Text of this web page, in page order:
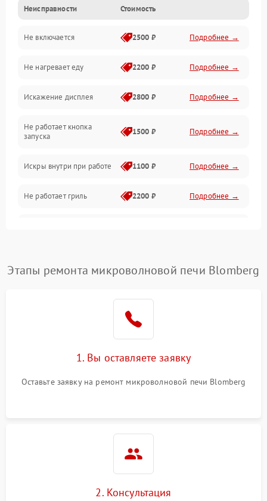
Дверца и корпус
Механика и внутренние элементы
Механические повреждения
Питание и запуск
Нагрев и приготовление
Программное обеспечение
Неисправности Стоимость
Не включается 2500 ₽ Подробнее →
Не нагревает еду 2200 ₽ Подробнее →
Искажение дисплея 2800 ₽ Подробнее →
Не работает кнопка
запуска
1500 ₽ Подробнее →
Искры внутри при работе 1100 ₽ Подробнее →
Не работает гриль 2200 ₽ Подробнее →
Подробнее →
2200 ₽
Не работают сенсорные
1000 ₽
Этапы ремонта микроволновой печи Blomberg
1. Вы оставляете заявку
Оставьте заявку на ремонт микроволновой печи Blomberg
2. Консультация